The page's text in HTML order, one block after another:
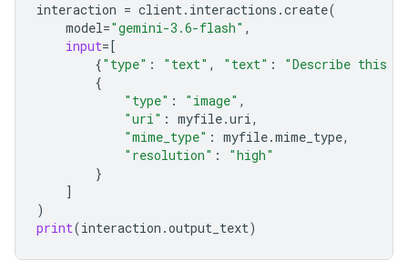
interaction = client. interactions .create(
model="gemini-3.6-flash" ,
input=[
{"type" : "text" , "text" :
"Describe this
{
"type" : "image" ,
"uri" : myfile.uri,
"mime_type" : myfile.mime_type,
"resolution" :
"high"
}
]
)
print(interaction .output_text)